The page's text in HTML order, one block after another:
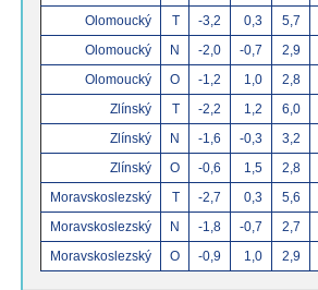
Olomoucký
T -3,2 0,3 5,7
Olomoucký
N -2,0 -0,7 2,9
Olomoucký
O -1,2 1,0 2,8
Zlínský
T -2,2 1,2 6,0
Zlínský
N -1,6 -0,3 3,2
Zlínský
O -0,6 1,5 2,8
Moravskoslezský
T -2,7 0,3 5,6
Moravskoslezský
N -1,8 -0,7 2,7
Moravskoslezský
O -0,9 1,0 2,9